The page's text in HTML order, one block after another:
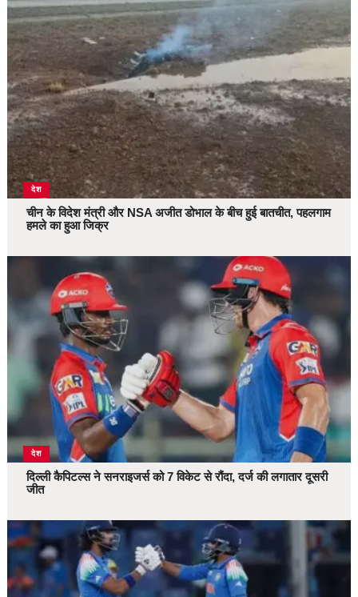
देश
चीन के विदेश मंत्री और NSA अजीत डोभाल के बीच हुई बातचीत, पहलगाम
हमले का हुआ जिक्र
देश
दिल्ली कैपिटल्स ने सनराइजर्स को 7 विकेट से रौंदा, दर्ज की लगातार दूसरी
जीत